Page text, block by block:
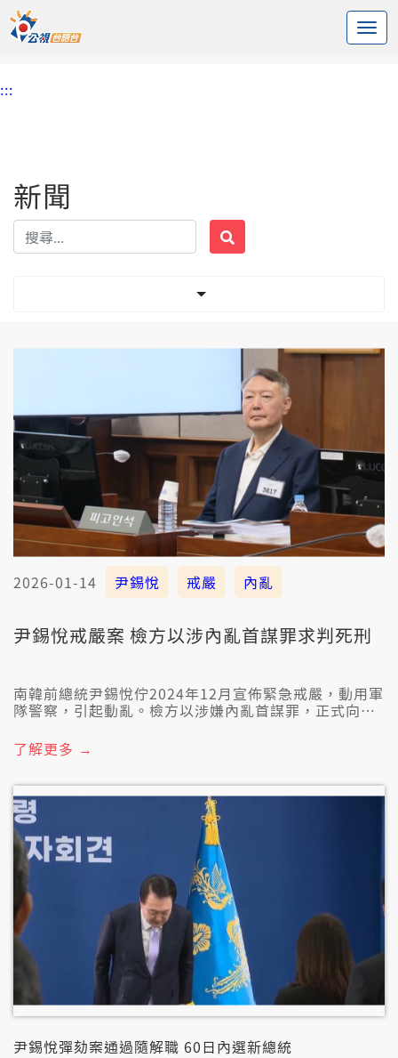
中央內容區塊
頭頁
:::
新聞
2026-01-14 尹錫悅 戒嚴 內亂
尹錫悅戒嚴案 檢方以涉內亂首謀罪求判死刑
南韓前總統尹錫悅佇2024年12月宣佈緊急戒嚴，動用軍
隊警察，引起動亂。檢方以涉嫌內亂首謀罪，正式向法
了解更多 →
尹錫悅彈劾案通過隨解職 60日內選新總統